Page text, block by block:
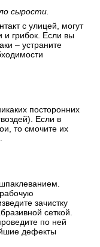
сырости.
с улицей, могут
и грибок. Если вы
– устраните
посторонних
Если в
то смочите их
зачистку
сеткой.
по ней
дефекты